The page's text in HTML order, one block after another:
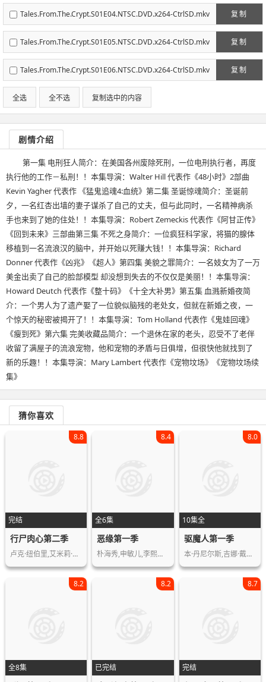
复制
Tales.From.The.Crypt.S01E04.NTSC.DVD.x264-CtrlSD.mkv
复制
Tales.From.The.Crypt.S01E05.NTSC.DVD.x264-CtrlSD.mkv
复制
Tales.From.The.Crypt.S01E06.NTSC.DVD.x264-CtrlSD.mkv
全选 全不选 复制选中的内容
剧情介绍
第一集 电刑狂人简介：在美国各州废除死刑，一位电刑执行者，再度
执行他的工作－私刑！！本集导演：Walter Hill 代表作《48小时》2部曲
Kevin Yagher 代表作 《猛鬼追魂4:血统》第二集 圣诞惊魂简介：圣诞前
夕，一名红杏出墙的妻子谋杀了自己的丈夫，但与此同时，一名精神病杀
手也来到了她的住处！！本集导演：Robert Zemeckis 代表作《阿甘正传》
《回到未来》三部曲第三集 不死之身简介：一位疯狂科学家，将猫的腺体
移植到一名流浪汉的脑中，并开始以死赚大钱！！本集导演：Richard
Donner 代表作《凶兆》《超人》第四集 美貌之罪简介：一名妓女为了一万
美金出卖了自己的脸部模型 却没想到失去的不仅仅是美丽！！本集导演：
Howard Deutch 代表作《整十码》《十全大补男》第五集 血溅新婚夜简
介：一个男人为了遗产娶了一位貌似脑残的老处女，但就在新婚之夜，一
个惊天的秘密被揭开了！！本集导演：Tom Holland 代表作《鬼娃回魂》
《瘦到死》第六集 完美收藏品简介：一个退休在家的老头，忍受不了老伴
收留了满屋子的流浪宠物，他和宠物的矛盾与日俱增，但很快他就找到了
新的乐趣！！本集导演：Mary Lambert 代表作《宠物坟场》《宠物坟场续
集》
猜你喜欢
完结
8.8
行尸肉心第二季
卢克·纽伯里,艾米莉·贝文,哈丽特·肯…
全6集
8.4
恶缘第一季
朴海秀,申敏儿,李熙俊,金成畇,李光洙,…
10集全
8.0
驱魔人第一季
本·丹尼尔斯,吉娜·戴维斯,卡蜜尔·古…
全8集
8.2
已完结
8.2
完结
8.7